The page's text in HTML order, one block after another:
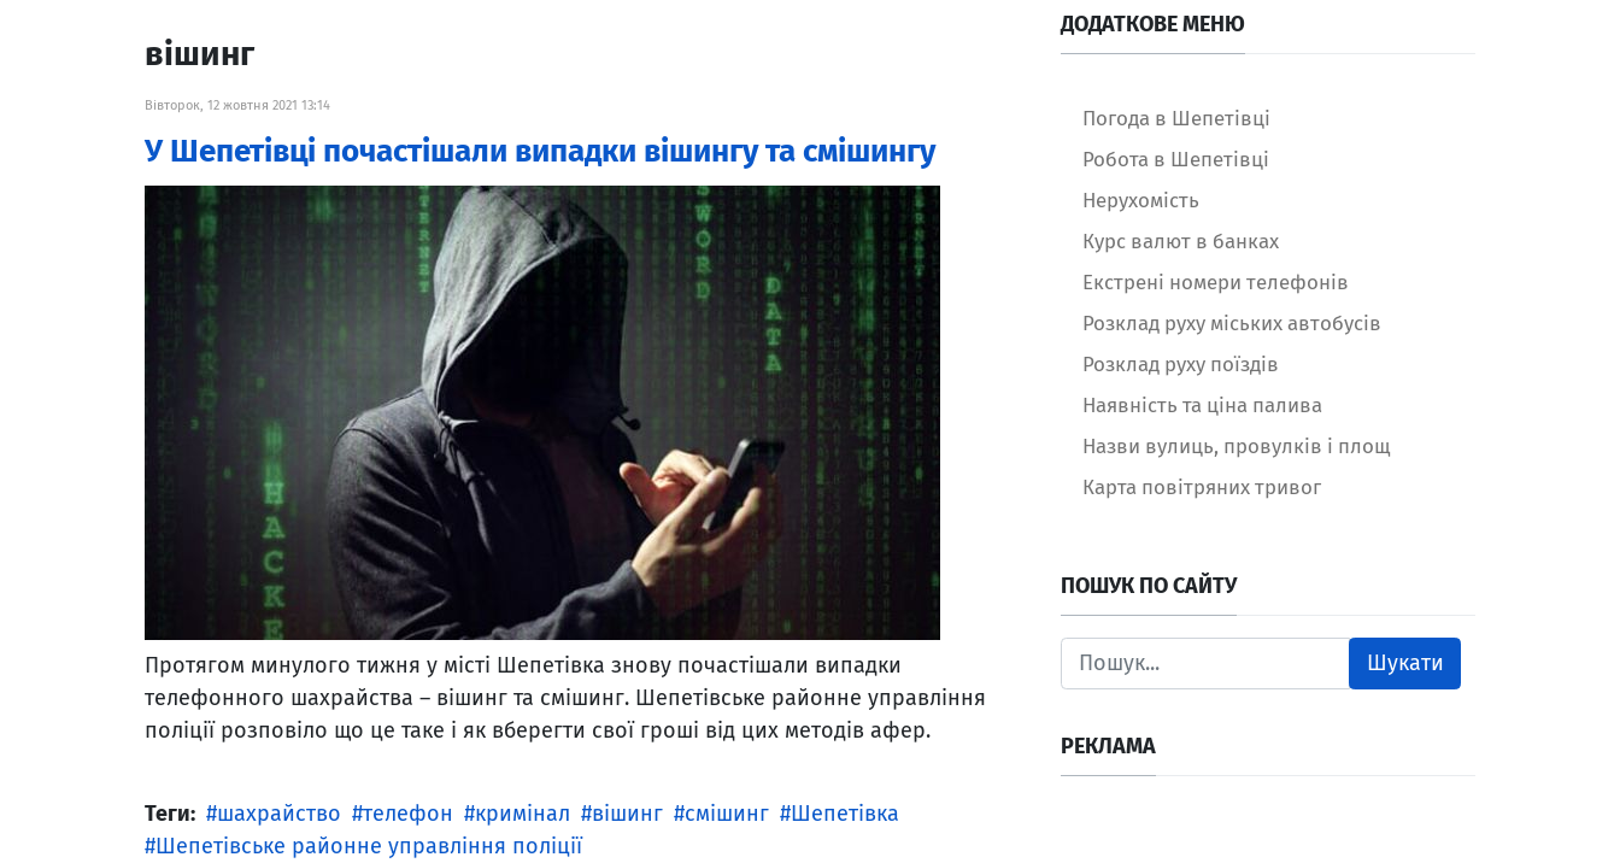
вішинг
Вівторок, 12 жовтня 2021 13:14
У Шепетівці почастішали випадки вішингу та смішингу
Протягом минулого тижня у місті Шепетівка знову почастішали випадки
телефонного шахрайства – вішинг та смішинг. Шепетівське районне управління
поліції розповіло що це таке і як вберегти свої гроші від цих методів афер.
Теги: шахрайство телефон кримінал вішинг смішинг
Шепетівка
Шепетівське районне управління поліції
ДОДАТКОВЕ МЕНЮ
Погода в Шепетівці
Робота в Шепетівці
Нерухомість
Курс валют в банках
Екстрені номери телефонів
Розклад руху міських автобусів
Розклад руху поїздів
Наявність та ціна палива
Назви вулиць, провулків і площ
Карта повітряних тривог
ПОШУК ПО САЙТУ
Шукати
РЕКЛАМА